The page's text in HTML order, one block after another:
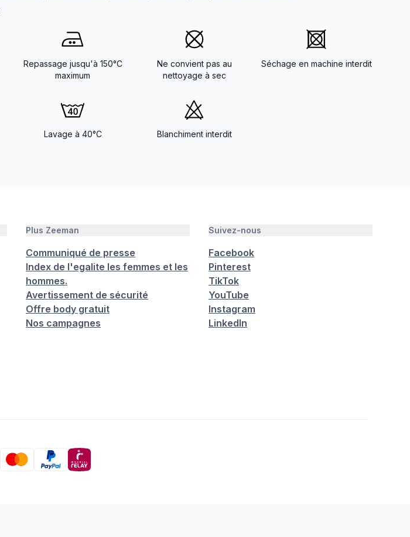
Repassage jusqu'à 150°C
maximum
Ne convient pas au
nettoyage à sec
Séchage en machine interdit
Lavage à 40°C Blanchiment interdit
Plus Zeeman
Communiqué de presse
Index de l'egalite les femmes et les
hommes.
Avertissement de sécurité
Offre body gratuit
Nos campagnes
Suivez-nous
Facebook
Pinterest
TikTok
YouTube
Instagram
LinkedIn